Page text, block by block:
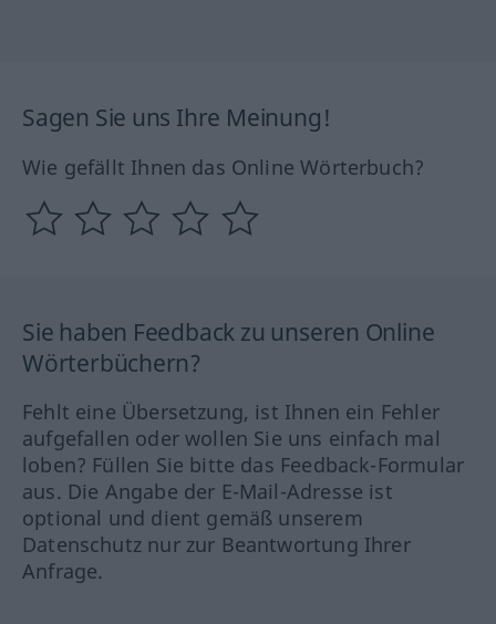
Sagen Sie uns Ihre Meinung!
Wie gefällt Ihnen das Online Wörterbuch?
Sie haben Feedback zu unseren Online
Wörterbüchern?
Fehlt eine Übersetzung, ist Ihnen ein Fehler
aufgefallen oder wollen Sie uns einfach mal
loben? Füllen Sie bitte das Feedback-Formular
aus. Die Angabe der E-Mail-Adresse ist
optional und dient gemäß unserem
Datenschutz nur zur Beantwortung Ihrer
Anfrage.